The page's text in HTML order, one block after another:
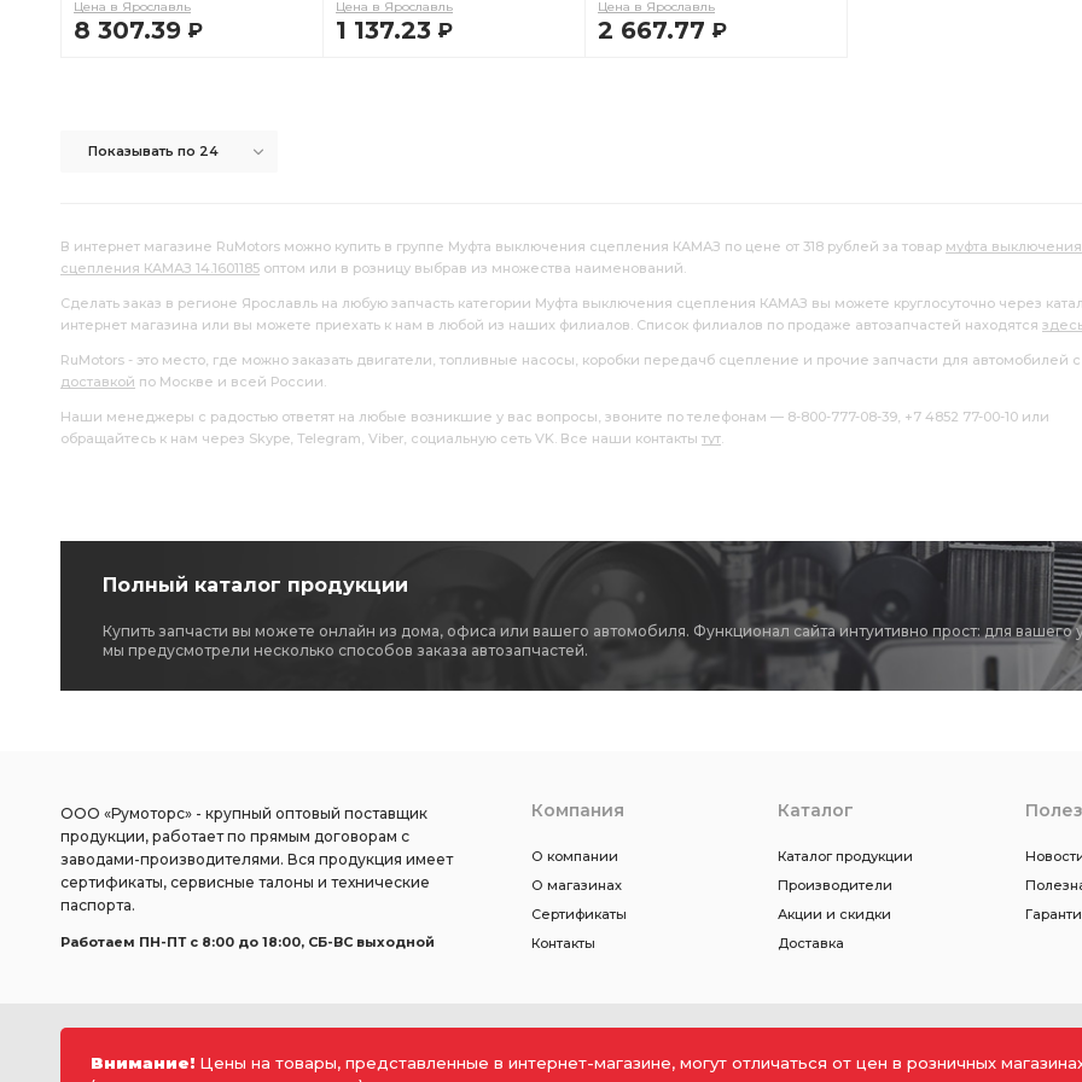
Цена в Ярославль
8 307.39 Р
Цена в Ярославль
1 137.23 Р
Цена в Ярославль
2 667.77 Р
Показывать по 24
В интернет магазине RuMotors можно купить в группе Муфта выключения сцепления КАМАЗ по цене от 318 рублей за товар муфта выключения
сцепления КАМАЗ 14.1601185 оптом или в розницу выбрав из множества наименований.
Сделать заказ в регионе Ярославль на любую запчасть категории Муфта выключения сцепления КАМАЗ вы можете круглосуточно через
интернет магазина или вы можете приехать к нам в любой из наших филиалов. Список филиалов по продаже автозапчастей находятся
RuMotors - это место, где можно заказать двигатели, топливные насосы, коробки передачб сцепление и прочие запчасти для автомобилей с
доставкой по Москве и всей России.
Наши менеджеры с радостью ответят на любые возникшие у вас вопросы, звоните по телефонам — 8-800-777-08-39, +7 4852 77-00-10 или
обращайтесь к нам через Skype, Telegram, Viber, социальную сеть VK. Все наши контакты тут.
Полный каталог продукции
Купить запчасти вы можете онлайн из дома, офиса или вашего автомобиля. Функционал сайта интуитивно прост: для вашего
мы предусмотрели несколько способов заказа автозапчастей.
ООО «Румоторс» - крупный оптовый поставщик
продукции, работает по прямым договорам с
заводами-производителями. Вся продукция имеет
сертификаты, сервисные талоны и технические
паспорта.
Работаем ПН-ПТ c 8:00 до 18:00, СБ-ВС выходной
Компания
О компании
О магазинах
Сертификаты
Контакты
Каталог
Каталог продукции
Производители
Акции и скидки
Доставка
Внимание! Цены на товары, представленные в интернет-магазине, могут отличаться от цен в розничных